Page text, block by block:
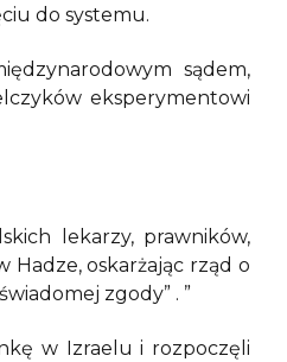
do systemu.
sądem,
eksperymentowi
lekarzy, prawników,
Hadze, oskarżając rząd o
zgody” . ”
w Izraelu i rozpoczęli